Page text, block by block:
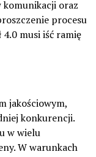
komunikacji oraz
procesu
4.0 musi iść ramię
jakościowym,
konkurencji.
w wielu
W warunkach